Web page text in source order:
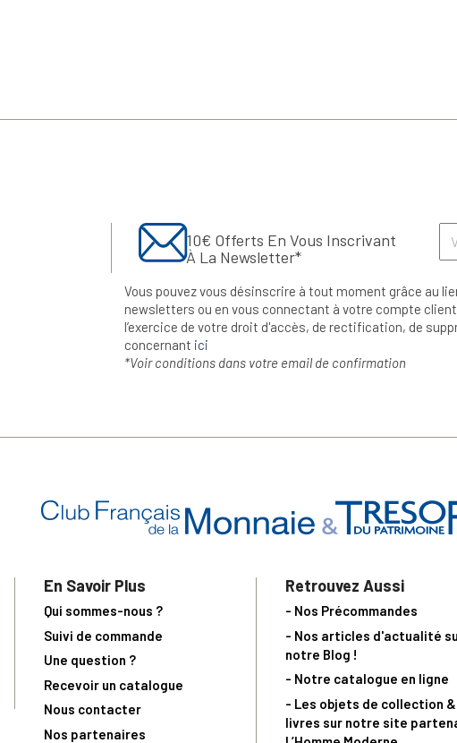
10€ Offerts En Vous Inscrivant
À La Newsletter*
Vous pouvez vous désinscrire à tout moment grâce au
newsletters ou en vous connectant à votre compte
l’exercice de votre droit d'accès, de rectification, de
concernant ici
*Voir conditions dans votre email de confirmation
En Savoir Plus
Qui sommes-nous ?
Suivi de commande
Une question ?
Recevoir un catalogue
Nous contacter
Nos partenaires
Retrouvez Aussi
- Nos Précommandes
- Nos articles d'actualité
notre Blog !
- Notre catalogue en ligne
- Les objets de collection
livres sur notre site